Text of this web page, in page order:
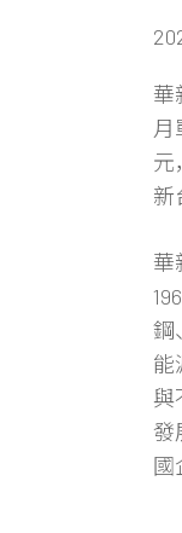
華
月
元
新
華
鋼
能
與
發
國